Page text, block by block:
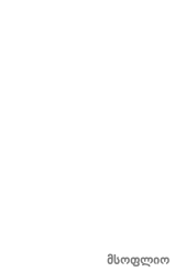
მსოფლიო